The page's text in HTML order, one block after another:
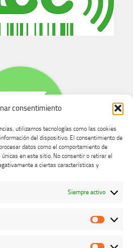
consentimiento
utilizamos tecnologías como las cookies
del dispositivo. El consentimiento de
datos como el comportamiento de
en este sitio. No consentir o retirar el
a ciertas características y
Siempre activo
quejas y sugerencias